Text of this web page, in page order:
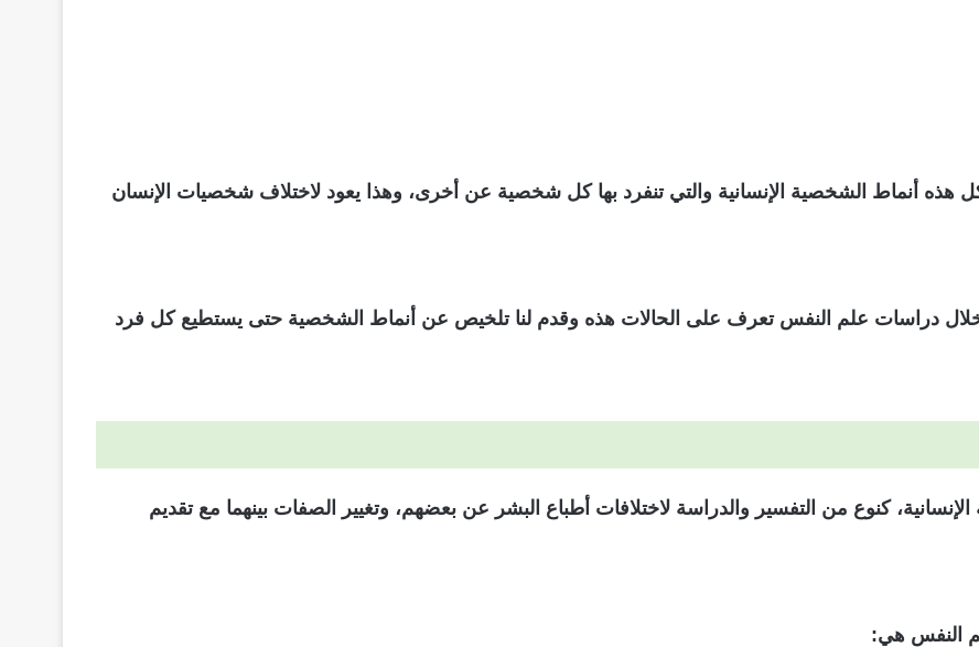
أنماط الشخصية الإنسانية والتي تنفرد بها كل شخصية عن أخرى، وهذا يعود لاختلاف شخصيات الإنسان
دراسات علم النفس تعرف على الحالات هذه وقدم لنا تلخيص عن أنماط الشخصية حتى يستطيع كل فرد
كنوع من التفسير والدراسة لاختلافات أطباع البشر عن بعضهم، وتغيير الصفات بينهما مع تقديم
النفس هي: